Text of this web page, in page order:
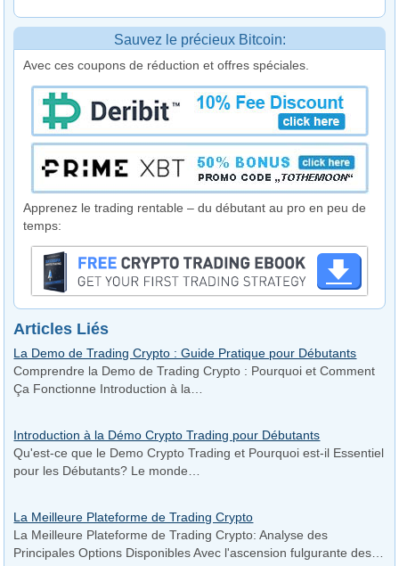
Sauvez le précieux Bitcoin:
Avec ces coupons de réduction et offres spéciales.
Apprenez le trading rentable – du débutant au pro en peu de
temps:
Articles Liés
La Demo de Trading Crypto : Guide Pratique pour Débutants
Comprendre la Demo de Trading Crypto : Pourquoi et Comment
Ça Fonctionne Introduction à la…
Introduction à la Démo Crypto Trading pour Débutants
Qu'est-ce que le Demo Crypto Trading et Pourquoi est-il Essentiel
pour les Débutants? Le monde…
La Meilleure Plateforme de Trading Crypto
La Meilleure Plateforme de Trading Crypto: Analyse des
Principales Options Disponibles Avec l'ascension fulgurante des…